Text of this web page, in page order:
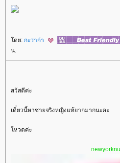
ดย: กะว่าก๋า
น.
สว้สดีค่ะ
เดี๋ยวนี้หาชายจริงหญิงแท้ยากมากนะคะ
หวดค่ะ